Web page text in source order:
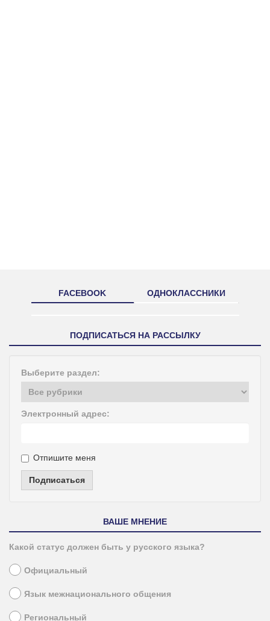
FACEBOOK ОДНОКЛАССНИКИ
ПОДПИСАТЬСЯ НА РАССЫЛКУ
Выберите раздел:
Электронный адрес:
Отпишите меня
Подписаться
ВАШЕ МНЕНИЕ
Какой статус должен быть у русского языка?
Официальный
Язык межнационального общения
Региональный